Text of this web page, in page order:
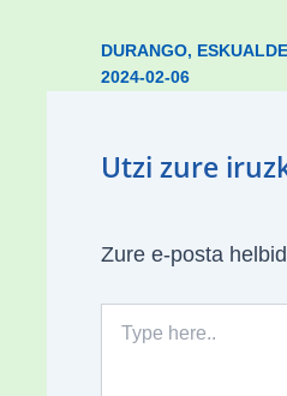
DURANGO,
2024-02-06
Utzi zure
Zure e-posta
here..